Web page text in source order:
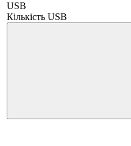
USB
Кількість USB